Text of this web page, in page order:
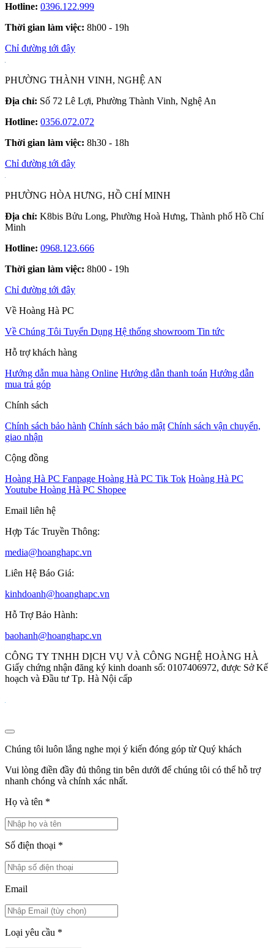
Hotline: 0396.122.999
Thời gian làm việc: 8h00 - 19h
Chỉ đường tới đây
PHƯỜNG THÀNH VINH, NGHỆ AN
Địa chỉ: Số 72 Lê Lợi, Phường Thành Vinh, Nghệ An
Hotline: 0356.072.072
Thời gian làm việc: 8h30 - 18h
Chỉ đường tới đây
PHƯỜNG HÒA HƯNG, HỒ CHÍ MINH
Địa chỉ: K8bis Bửu Long, Phường Hoà Hưng, Thành phố Hồ Chí
Minh
Hotline: 0968.123.666
Thời gian làm việc: 8h00 - 19h
Chỉ đường tới đây
Về Hoàng Hà PC
Về Chúng Tôi Tuyển Dụng Hệ thống showroom Tin tức
Hỗ trợ khách hàng
Hướng dẫn mua hàng Online Hướng dẫn thanh toán Hướng dẫn
mua trả góp
Chính sách
Chính sách bảo hành Chính sách bảo mật Chính sách vận chuyển,
giao nhận
Cộng đồng
Hoàng Hà PC Fanpage Hoàng Hà PC Tik Tok Hoàng Hà PC
Youtube Hoàng Hà PC Shopee
Email liên hệ
Hợp Tác Truyền Thông:
media@hoanghapc.vn
Liên Hệ Báo Giá:
kinhdoanh@hoanghapc.vn
Hỗ Trợ Bảo Hành:
baohanh@hoanghapc.vn
CÔNG TY TNHH DỊCH VỤ VÀ CÔNG NGHỆ HOÀNG HÀ
Giấy chứng nhận đăng ký kinh doanh số: 0107406972, được Sở Kế
hoạch và Đầu tư Tp. Hà Nội cấp
Chúng tôi luôn lắng nghe mọi ý kiến đóng góp từ Quý khách
Vui lòng điền đầy đủ thông tin bên dưới để chúng tôi có thể hỗ trợ
nhanh chóng và chính xác nhất.
Họ và tên *
Số điện thoại *
Email
Loại yêu cầu *